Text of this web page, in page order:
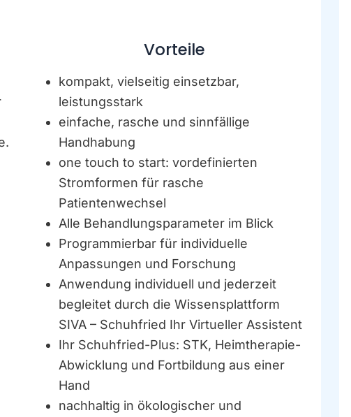
Vorteile
kompakt, vielseitig einsetzbar,
leistungsstark
einfache, rasche und sinnfällige
Handhabung
one touch to start: vordefinierten
Stromformen für rasche
Patientenwechsel
Alle Behandlungsparameter im Blick
Programmierbar für individuelle
Anpassungen und Forschung
Anwendung individuell und jederzeit
begleitet durch die Wissensplattform
SIVA – Schuhfried Ihr Virtueller Assistent
Ihr Schuhfried-Plus: STK, Heimtherapie-
Abwicklung und Fortbildung aus einer
Hand
nachhaltig in ökologischer und